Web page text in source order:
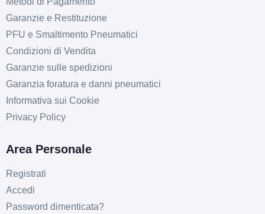
Garanzie e Restituzione
PFU e Smaltimento Pneumatici
Condizioni di Vendita
Garanzie sulle spedizioni
Garanzia foratura e danni pneumatici
Informativa sui Cookie
Privacy Policy
Area Personale
Registrati
Accedi
Password dimenticata?